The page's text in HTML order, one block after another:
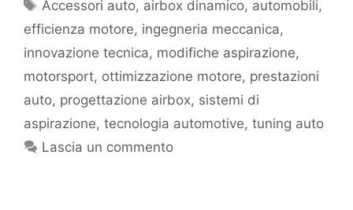
Accessori auto, airbox dinamico, automobili,
efficienza motore, ingegneria meccanica,
innovazione tecnica, modifiche aspirazione,
motorsport, ottimizzazione motore, prestazioni
auto, progettazione airbox, sistemi di
aspirazione, tecnologia automotive, tuning auto
Lascia un commento